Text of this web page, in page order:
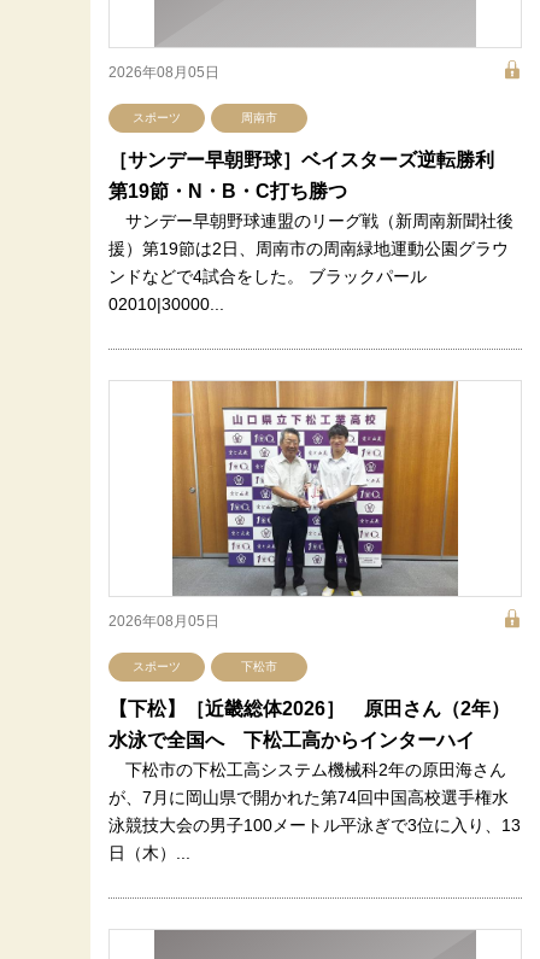
2026年08月05日
スポーツ 周南市
［サンデー早朝野球］ベイスターズ逆転勝利
第19節・N・B・C打ち勝つ
サンデー早朝野球連盟のリーグ戦（新周南新聞社後
援）第19節は2日、周南市の周南緑地運動公園グラウ
ンドなどで4試合をした。 ブラックパール
02010|30000...
2026年08月05日
スポーツ 下松市
【下松】［近畿総体2026］ 原田さん（2年）
水泳で全国へ 下松工高からインターハイ
下松市の下松工高システム機械科2年の原田海さん
が、7月に岡山県で開かれた第74回中国高校選手権水
泳競技大会の男子100メートル平泳ぎで3位に入り、13
日（木）...